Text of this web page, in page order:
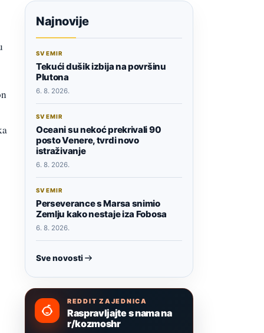
Najnovije
SVEMIR
Tekući dušik izbija na površinu
Plutona
6. 8. 2026.
SVEMIR
Oceani su nekoć prekrivali 90
posto Venere, tvrdi novo
istraživanje
6. 8. 2026.
SVEMIR
Perseverance s Marsa snimio
Zemlju kako nestaje iza Fobosa
6. 8. 2026.
Sve novosti
REDDIT ZAJEDNICA
Raspravljajte s nama na
r/kozmoshr